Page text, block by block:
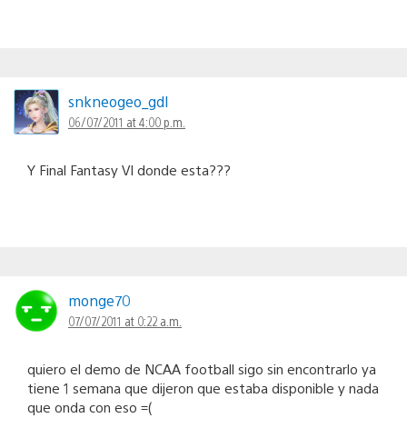
snkneogeo_gdl
06/07/2011 at 4:00 p.m.
Y Final Fantasy VI donde esta???
monge70
07/07/2011 at 0:22 a.m.
quiero el demo de NCAA football sigo sin encontrarlo ya
tiene 1 semana que dijeron que estaba disponible y nada
que onda con eso =(